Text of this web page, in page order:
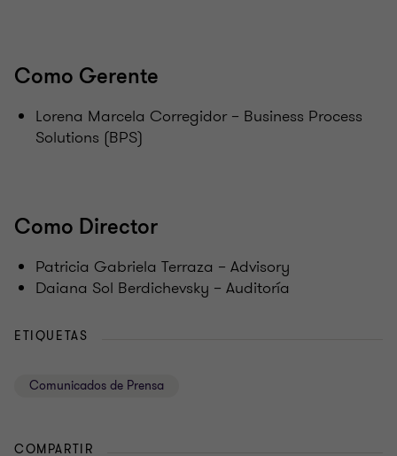
Como Gerente
Lorena Marcela Corregidor – Business Process
Solutions (BPS)
Como Director
Patricia Gabriela Terraza – Advisory
Daiana Sol Berdichevsky – Auditoría
ETIQUETAS
Comunicados de Prensa
COMPARTIR